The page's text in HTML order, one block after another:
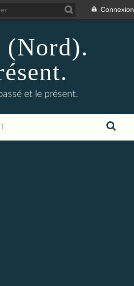
Connexion
et le présent.